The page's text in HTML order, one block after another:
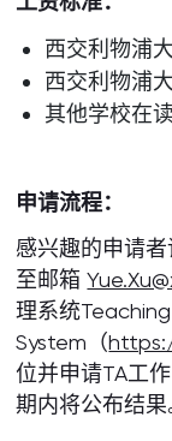
西交利物浦
西交利物浦
其他学校在
申请流程：
感兴趣的申请
至邮箱
理系统
System（
位并申请TA工
期内将公布结果